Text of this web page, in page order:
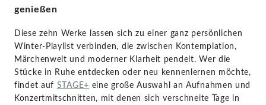
genießen
Diese zehn Werke lassen sich zu einer ganz persönlichen
Winter-Playlist verbinden, die zwischen Kontemplation,
Märchenwelt und moderner Klarheit pendelt. Wer die
Stücke in Ruhe entdecken oder neu kennenlernen möchte,
findet auf STAGE+ eine große Auswahl an Aufnahmen und
Konzertmitschnitten, mit denen sich verschneite Tage in